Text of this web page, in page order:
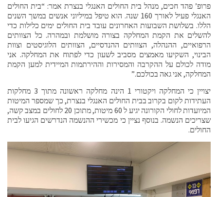
פרופ’ פהד חכים, מנהל בית החולים האנגלי בנצרת אמר: “בית החולים
האנגלי פעיל לאורך 160 שנה. הוא טיפל במיליוני אנשים במשך השנים
הללו. בשלושת השבועות האחרונים עובד בית החולים ימים כלילות כדי
להשלים את הקמת המחלקה בצורה מושלמת ובמהרה. כל הצוותים
הרפואיים, ההנהלה, הצוותים ההנדסיים, הצוותים הלוגיסטים וצוות
הבינוי, השקיעו מאמצים מסביב לשעון כדי לפתוח את המחלקה. אני
מודה לכולם על ההקרבה והמסירות וההירתמות המיידית למען הקמת
המחלקה, אני גאה בכולכם.”
יצויין כי המחלקה ויקטורי 1 הינה מחלקה ראשונה מתוך 3 מחלקות
העתידות לקום בקרוב בבית החולים האנגלי בנצרת, כך שמספר המיטות
המיועדות לחולי הקורונה יגיע ל 60 מיטות, מתוכן 20 לחולים במצב קשה,
שצריכים הנשמה. בנוסף נציין כי מכשירי ההנשמה הנדרשים הגיעו לבית
החולים.